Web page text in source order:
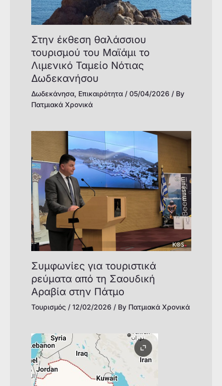
Στην έκθεση θαλάσσιου
τουρισμού του Μαϊάμι το
Λιμενικό Ταμείο Νότιας
Δωδεκανήσου
Δωδεκάνησα, Επικαιρότητα/ 05/04/2026 / By
Πατμιακά Χρονικά
Συμφωνίες για τουριστικά
ρεύματα από τη Σαουδική
Αραβία στην Πάτμο
Τουρισμός/ 12/02/2026 / By Πατμιακά Χρονικά